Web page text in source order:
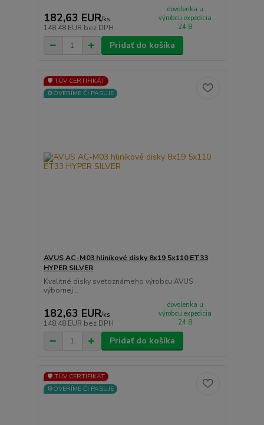
182,63 EUR/ks
148,48 EUR bez DPH
dovolenka u
výrobcu,expedicia
24.8
Pridať do košíka
🛡️ TÜV CERTIFIKÁT
⚙️OVERÍME ČI PASUJE
AVUS AC-M03 hliníkové disky 8x19 5x110 ET33
HYPER SILVER
Kvalitné disky svetoznámeho výrobcu AVUS
výbornej...
182,63 EUR/ks
148,48 EUR bez DPH
dovolenka u
výrobcu,expedicia
24.8
Pridať do košíka
🛡️ TÜV CERTIFIKÁT
⚙️OVERÍME ČI PASUJE